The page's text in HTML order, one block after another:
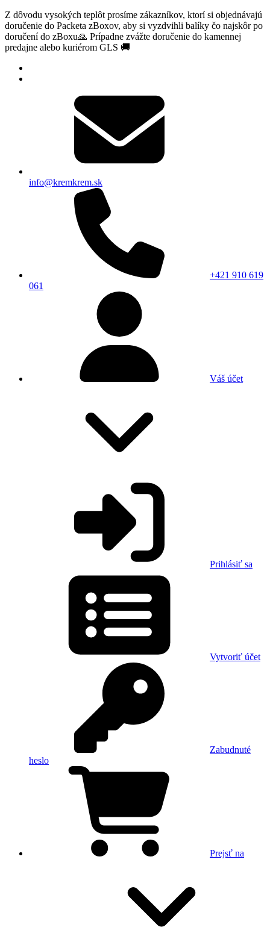
Z dôvodu vysokých teplôt prosíme zákazníkov, ktorí si objednávajú
doručenie do Packeta zBoxov, aby si vyzdvihli balíky čo najskôr po
doručení do zBoxu🙏 Prípadne zvážte doručenie do kamennej
predajne alebo kuriérom GLS 🚚
info@kremkrem.sk
+421 910 619
061
Váš účet
Prihlásiť sa
Vytvoriť účet
Zabudnuté
heslo
Prejsť na